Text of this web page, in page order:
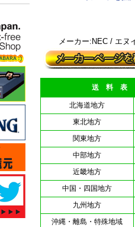
メーカー:NEC / エヌ
送 料 表
北海道地方
東北地方
関東地方
中部地方
近畿地方
中国・四国地方
九州地方
沖縄・離島・特殊地域